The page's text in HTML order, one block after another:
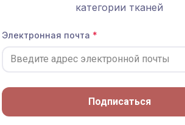
с
Джинс с ворсом цв.Экрю,
680 руб. 850 руб.
категории тканей
Электронная почта
Подписаться